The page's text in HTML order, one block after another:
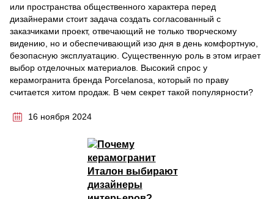
или пространства общественного характера перед
дизайнерами стоит задача создать согласованный с
заказчиками проект, отвечающий не только творческому
видению, но и обеспечивающий изо дня в день комфортную,
безопасную эксплуатацию. Существенную роль в этом играет
выбор отделочных материалов. Высокий спрос у
керамогранита бренда Porcelanosa, который по праву
считается хитом продаж. В чем секрет такой популярности?
16 ноября 2024